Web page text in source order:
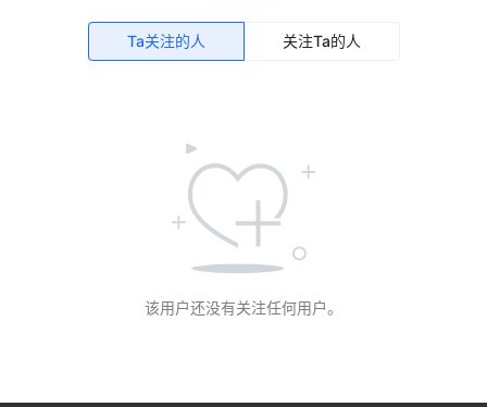
Ta关注的人 关注Ta的人
该用户还没有关注任何用户。